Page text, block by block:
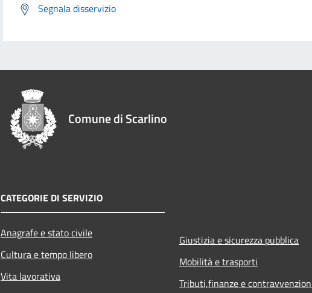
Segnala disservizio
Comune di Scarlino
CATEGORIE DI SERVIZIO
Anagrafe e stato civile
Cultura e tempo libero
Vita lavorativa
Giustizia e sicurezza pubblica
Mobilità e trasporti
Tributi,finanze e